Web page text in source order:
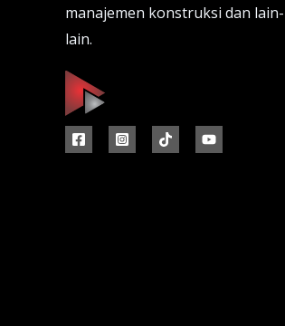
manajemen konstruksi dan lain-
lain.